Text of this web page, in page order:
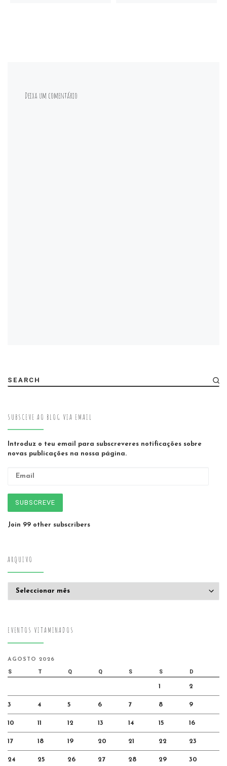
Deixa um comentário
SEARCH
SUBSCEVE AO BLOG VIA EMAIL
Introduz o teu email para subscreveres notificações sobre
novas publicações na nossa página.
SUBSCREVE
Join 99 other subscribers
ARQUIVO
EVENTOS VITAMINADOS
AGOSTO 2026
S T Q Q S S D
1 2
3 4 5 6 7 8 9
10 11 12 13 14 15 16
17 18 19 20 21 22 23
24 25 26 27 28 29 30